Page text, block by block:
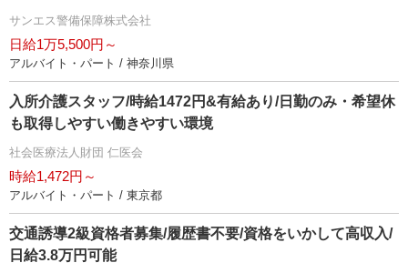
サンエス警備保障株式会社
日給1万5,500円～
アルバイト・パート / 神奈川県
入所介護スタッフ/時給1472円&有給あり/日勤のみ・希望休
も取得しやすい働きやすい環境
社会医療法人財団 仁医会
時給1,472円～
アルバイト・パート / 東京都
交通誘導2級資格者募集/履歴書不要/資格をいかして高収入/
日給3.8万円可能